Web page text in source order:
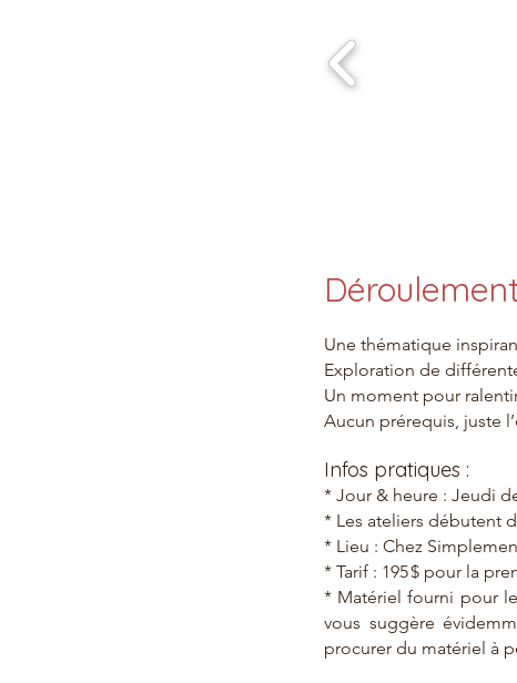
Une thématique
Exploration de
Un moment pour
Aucun prérequis, juste
Infos pratiques :
* Jour & heure : Jeudi
* Les ateliers débutent
* Lieu : Chez
* Tarif : 195 $ pour la
* Matériel fourni pour
vous suggère
procurer du matériel à